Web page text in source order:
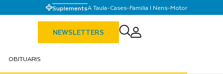
SuplementsA Taula-Cases-Familia I Nens-Motor
NEWSLETTERS
OBITUARIS